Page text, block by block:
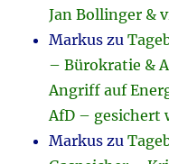
Jan Bollinger &
Markus zu
– Bürokratie &
Angriff auf
AfD – gesichert
Markus zu